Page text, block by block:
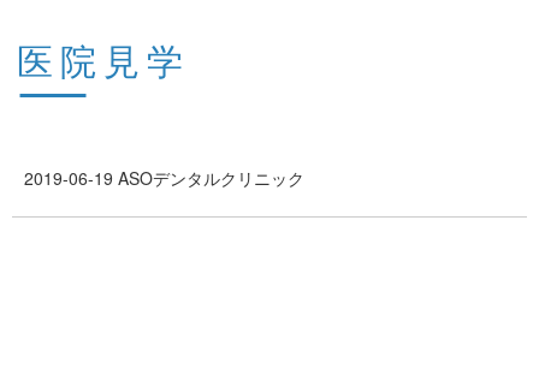
医院見学
2019-06-19 ASOデンタルクリニック